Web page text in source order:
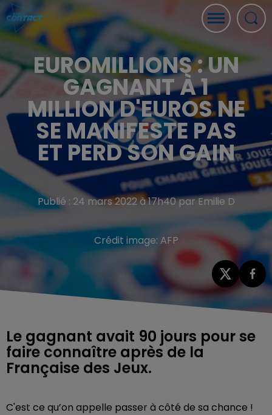
EUROMILLIONS : UN
GAGNANT À 1
MILLION D'EUROS NE
SE MANIFESTE PAS
ET PERD SON GAIN
Publié : 24 mars 2022 à 17h40 par Emilie D
Crédit image: AFP
Le gagnant avait 90 jours pour se
faire connaître après de la
C'est ce qu’on appelle passer à côté de sa chance !